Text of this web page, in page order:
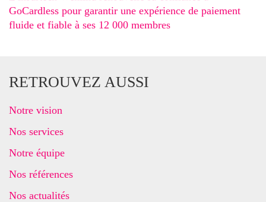
GoCardless pour garantir une expérience de paiement
fluide et fiable à ses 12 000 membres
RETROUVEZ AUSSI
Notre vision
Nos services
Notre équipe
Nos références
Nos actualités